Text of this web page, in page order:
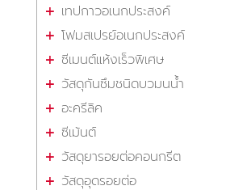
เทปกาวอเนกประสงค์
โฟมสเปรย์อเนกประสงค์
ซีเมนต์แห้งเร็วพิเศษ
วัสดุกันซึมชนิดบวมนน้ำ
อะครีลิค
ซีเม้นต์
วัสดุยารอยต่อคอนกรีต
วัสดุอุดรอยต่อ